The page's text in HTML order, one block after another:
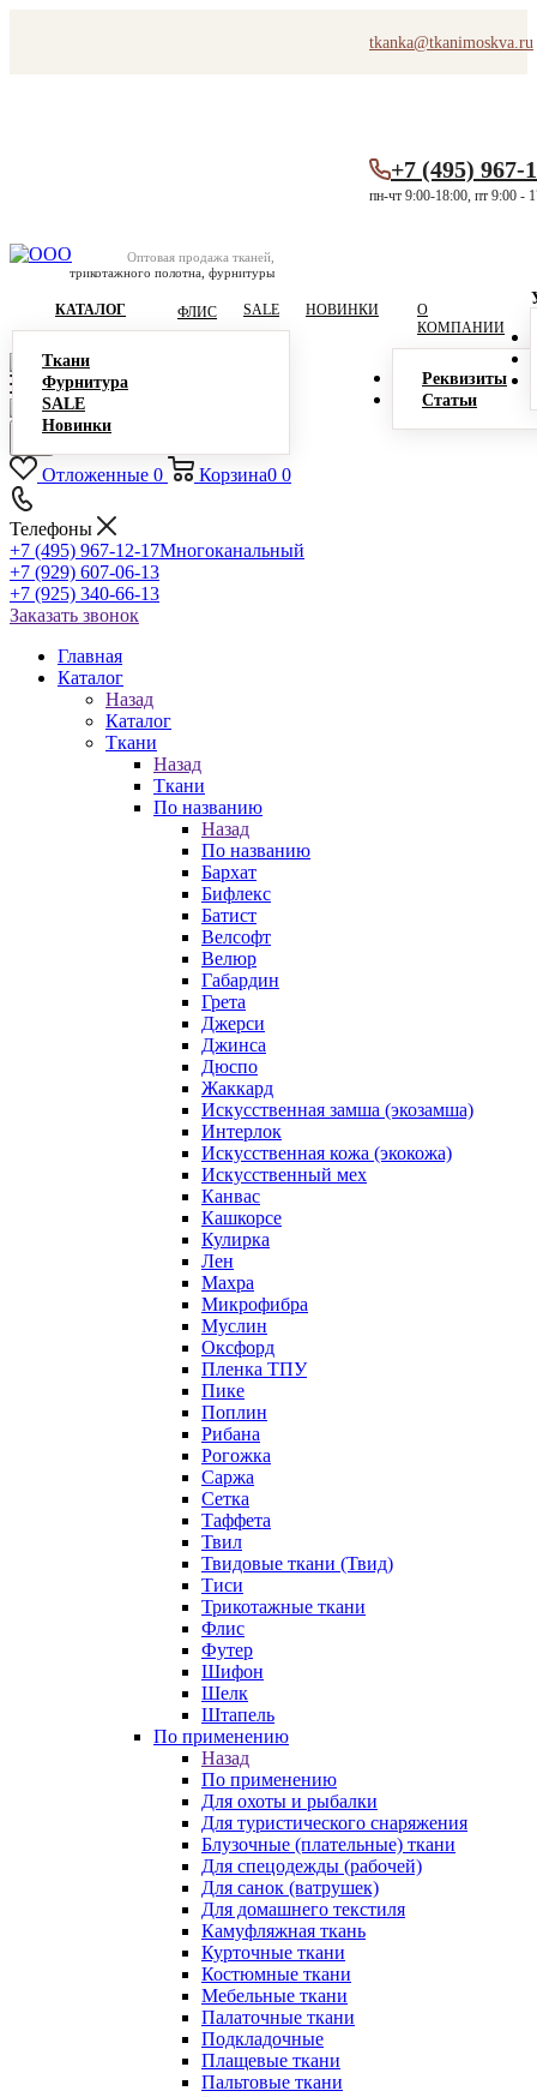
tkanka@tkanimoskva.ru
Оптовая продажа тканей,
трикотажного полотна, фурнитуры
+7 (495) 967-
пн-чт 9:00-18:00, пт 9:00 -
КАТАЛОГ
Ткани
Фурнитура
SALE
Новинки
ФЛИС SALE НОВИНКИ
О
КОМПАНИИ
Реквизиты
Статьи
Отложенные 0 Корзина0 0
Телефоны
+7 (495) 967-12-17Многоканальный
+7 (929) 607-06-13
+7 (925) 340-66-13
Заказать звонок
Главная
Каталог
Назад
Каталог
Ткани
Назад
Ткани
По названию
Назад
По названию
Бархат
Бифлекс
Батист
Велсофт
Велюр
Габардин
Грета
Джерси
Джинса
Дюспо
Жаккард
Искусственная замша (экозамша)
Интерлок
Искусственная кожа (экокожа)
Искусственный мех
Канвас
Кашкорсе
Кулирка
Лен
Махра
Микрофибра
Муслин
Оксфорд
Пленка ТПУ
Пике
Поплин
Рибана
Рогожка
Саржа
Сетка
Таффета
Твил
Твидовые ткани (Твид)
Тиси
Трикотажные ткани
Флис
Футер
Шифон
Шелк
Штапель
По применению
Назад
По применению
Для охоты и рыбалки
Для туристического снаряжения
Блузочные (плательные) ткани
Для спецодежды (рабочей)
Для санок (ватрушек)
Для домашнего текстиля
Камуфляжная ткань
Курточные ткани
Костюмные ткани
Мебельные ткани
Палаточные ткани
Подкладочные
Плащевые ткани
Пальтовые ткани